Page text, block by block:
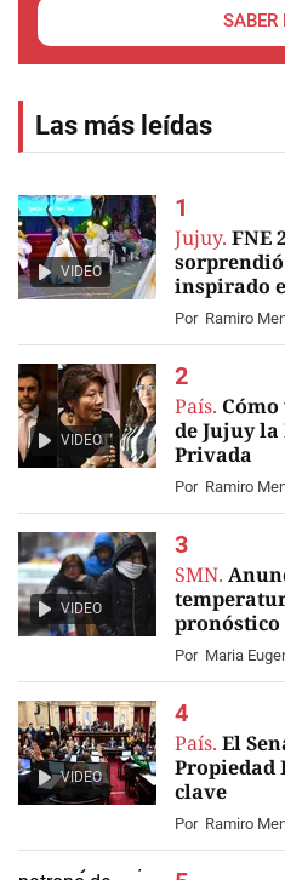
SABER
Las más leídas
VIDEO
Jujuy. FNE
inspirado
Por Ramiro
VIDEO
País.
de Jujuy la
Privada
Por Ramiro
VIDEO
SMN.
pronóstico
Por Maria
VIDEO
País. El
Propiedad
clave
Por Ramiro